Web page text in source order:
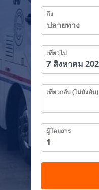
ถึง
เที่ยวไป
เที่ยวกลับ (ไม่บังคับ)
ผู้โดยสาร